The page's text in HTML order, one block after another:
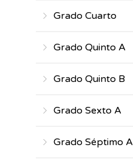
Grado Cuarto
Grado Quinto A
Grado Quinto B
Grado Sexto A
Grado Séptimo A